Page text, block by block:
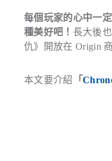
每個玩家的心中一
種美好吧！ 長大後
仇》開放在 Origin
本文要介紹 「